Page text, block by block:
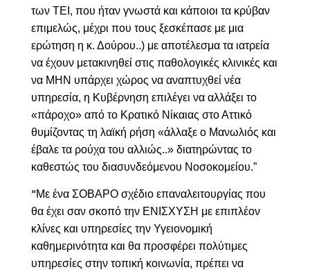
των ΤΕΙ, που ήταν γνωστά και κάποιοι τα κρύβαν
επιμελώς, μέχρι που τους ξεσκέπασε με μια
ερώτηση η κ. Δούρου..) με αποτέλεσμα τα ιατρεία
να έχουν μετακινηθεί στις παθολογικές κλινικές και
να ΜΗΝ υπάρχει χώρος να αναπτυχθεί νέα
υπηρεσία, η Κυβέρνηση επιλέγει να αλλάξει το
«πάροχο» από το Κρατικό Νίκαιας στο Αττικό
θυμίζοντας τη λαϊκή ρήση «άλλαξε ο Μανωλιός και
έβαλε τα ρούχα του αλλιώς..» διατηρώντας το
καθεστώς του διασυνδεόμενου Νοσοκομείου.”
“Με ένα ΣΟΒΑΡΟ σχέδιο επαναλειτουργίας που
θα έχει σαν σκοπό την ΕΝΙΣΧΥΣΗ με επιπλέον
κλίνες και υπηρεσίες την Υγειονομική
καθημερινότητα και θα προσφέρει πολύτιμες
υπηρεσίες στην τοπική κοινωνία, πρέπει να